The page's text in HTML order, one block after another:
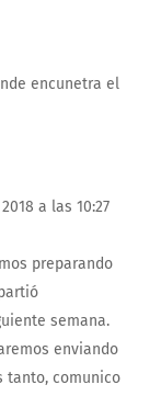
encunetra el
a las 10:27
preparando
semana.
enviando
tanto, comunico